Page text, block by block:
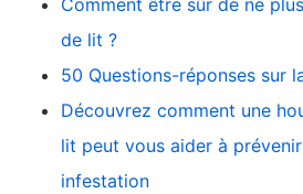
Comment être sûr de ne
de lit ?
50 Questions-réponses sur
Découvrez comment une
lit peut vous aider à
infestation